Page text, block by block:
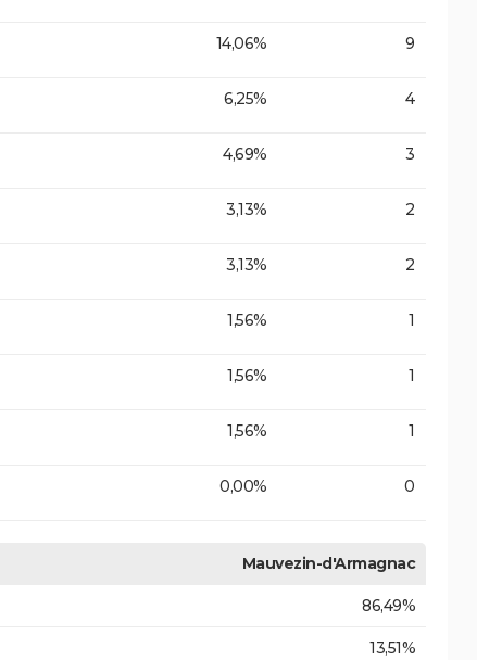
14,06% 9
6,25% 4
4,69% 3
3,13% 2
3,13% 2
1,56% 1
1,56% 1
1,56% 1
0,00% 0
Mauvezin-d'Armagnac
86,49%
13,51%